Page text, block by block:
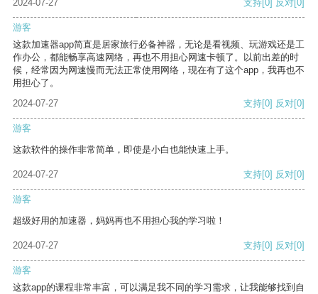
2024-07-27 支持[0] 反对[0]
游客
这款加速器app简直是居家旅行必备神器，无论是看视频、玩游戏还是工
作办公，都能畅享高速网络，再也不用担心网速卡顿了。以前出差的时
候，经常因为网速慢而无法正常使用网络，现在有了这个app，我再也不
用担心了。
2024-07-27
支持[0] 反对[0]
游客
这款软件的操作非常简单，即使是小白也能快速上手。
2024-07-27 支持[0] 反对[0]
游客
超级好用的加速器，妈妈再也不用担心我的学习啦！
2024-07-27 支持[0] 反对[0]
游客
这款app的课程非常丰富，可以满足我不同的学习需求，让我能够找到自